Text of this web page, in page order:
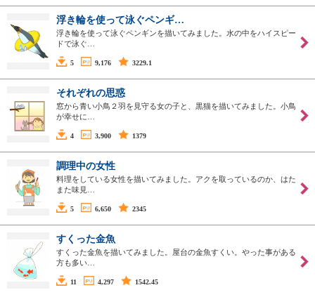
浮き輪を使って泳ぐペンギ…
浮き輪を使って泳ぐペンギンを描いてみました。水の中をハイスピー
ドで泳ぐ…
5 9,176 3229.1
それぞれの思惑
窓から青い小鳥２羽を見守る女の子と、黒猫を描いてみました。小鳥
が幸せに…
4 3,900 1379
調理中の女性
料理をしている女性を描いてみました。アクを取っているのか、はた
また味見…
5 6,650 2345
すくった金魚
すくった金魚を描いてみました。屋台の金魚すくい。やった事がある
方も多い…
11 4,297 1542.45